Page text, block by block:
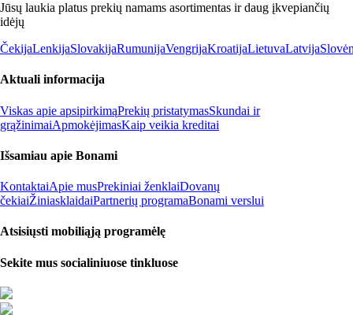
Jūsų laukia platus prekių namams asortimentas ir daug įkvepiančių
idėjų
ČekijaLenkijaSlovakijaRumunijaVengrijaKroatijaLietuvaLatvija
Aktuali informacija
Viskas apie apsipirkimąPrekių pristatymasSkundai ir
grąžinimaiApmokėjimasKaip veikia kreditai
Išsamiau apie Bonami
KontaktaiApie musPrekiniai ženklaiDovanų
čekiaiŽiniasklaidaiPartnerių programaBonami verslui
Atsisiųsti mobiliąją programėlę
Sekite mus socialiniuose tinkluose